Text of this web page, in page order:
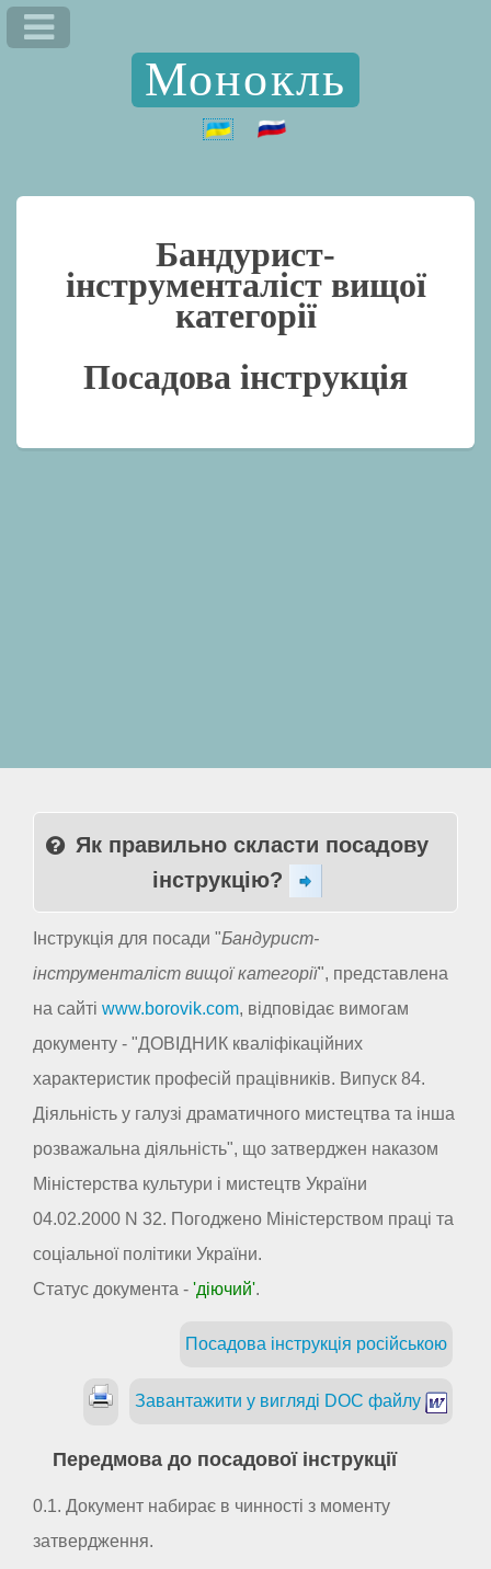
Монокль
Бандурист-
інструменталіст вищої
категорії
Посадова інструкція
Як правильно скласти посадову
інструкцію?
Інструкція для посади "Бандурист-
інструменталіст вищої категорії", представлена
на сайті www.borovik.com, відповідає вимогам
документу - "ДОВІДНИК кваліфікаційних
характеристик професій працівників. Випуск 84.
Діяльність у галузі драматичного мистецтва та інша
розважальна діяльність", що затверджен наказом
Міністерства культури і мистецтв України
04.02.2000 N 32. Погоджено Міністерством праці та
соціальної політики України.
Статус документа - 'діючий'.
Посадова інструкція російською
Завантажити у вигляді DOC файлу
Передмова до посадової інструкції
0.1. Документ набирає в чинності з моменту
затвердження.